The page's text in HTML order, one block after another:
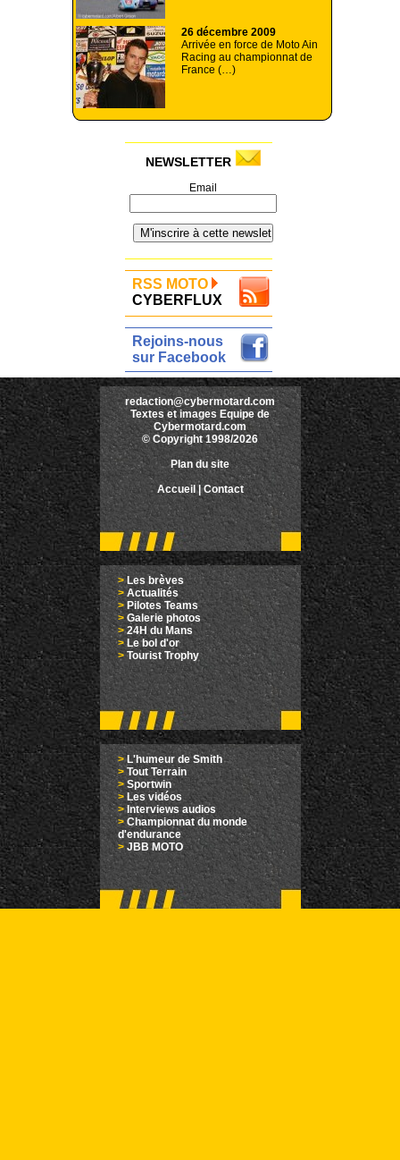
26 décembre 2009
Arrivée en force de Moto Ain
Racing au championnat de
France (…)
NEWSLETTER
Email
RSS MOTO
CYBERFLUX
Rejoins-nous
sur Facebook
redaction@cybermotard.com
Textes et images Equipe de
Cybermotard.com
© Copyright 1998/2026
Plan du site
Accueil |Contact
>Les brèves
> Actualités
> Pilotes Teams
>Galerie photos
>24H du Mans
>Le bol d'or
> Tourist Trophy
>L'humeur de Smith
> Tout Terrain
> Sportwin
> Les vidéos
> Interviews audios
>Championnat du monde
d'endurance
> JBB MOTO